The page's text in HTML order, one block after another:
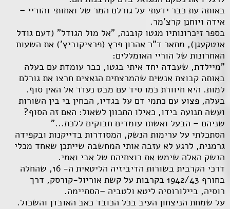
באותה עת כבר ידעתי על גורלם המר של ואחותי והוריי –
אידה ויוחנן קרצ'מר.
בספר זיכרונותיו מגטו קובנה, "אל מול הגודל" (דעם גודל
אנטקעגן), מתאר ד"ר אהרון פרץ (פרציקוביץ') את השעות
האחרונות של הוריי האומללים:
"מיילדת, שעבדה יחד איתי בגטו, כבר עומדת עם בעלה
באותה קבוצת אנשים שהמרצחים הנאצים חרצו את גורלם
למות. היא חיוורת כמו סיד עם מבט נעדר אל האין סוף.
בעלה, פצוע עם כתמי דם על בגדיו, הבחין בי בין השורות
ועשה תנועה בידו, כאילו התכוון לשאול: האם זה הסוף?
שניהם – הבעל ואשתו עומדים חבוקים ללכת..."
הסתכלתי על ערימות הנשק, המסודרות בדייקנות ובקפידה
גרמנית, לרגע לא עזבה אותי המחשבה שייתכן שאחד מכלי
הנשק האלה שימש את רוצחיהם של אבי ואמי.
דרכי הקרבית בשורות הדיביזיה הליטאית ה- 16, שהחלה
בחורף 1942/43 בקרבות על קשת אוריול-קורסק, דרך
רוסיה, ביילורוסיה ליטא ולטביה –הסתיימה.
על שמחת הניצחון העיב בכל הכובד כאב האובדן והשכול.